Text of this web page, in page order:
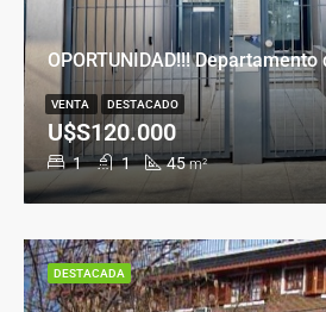
1 1 45 m²
U$S120.000
VENTA DESTACADO
DESTACADA